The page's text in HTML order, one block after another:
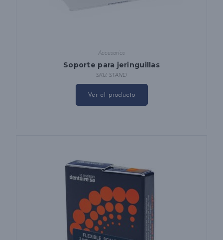
Accesorios
Soporte para jeringuillas
SKU: STAND
Ver el producto